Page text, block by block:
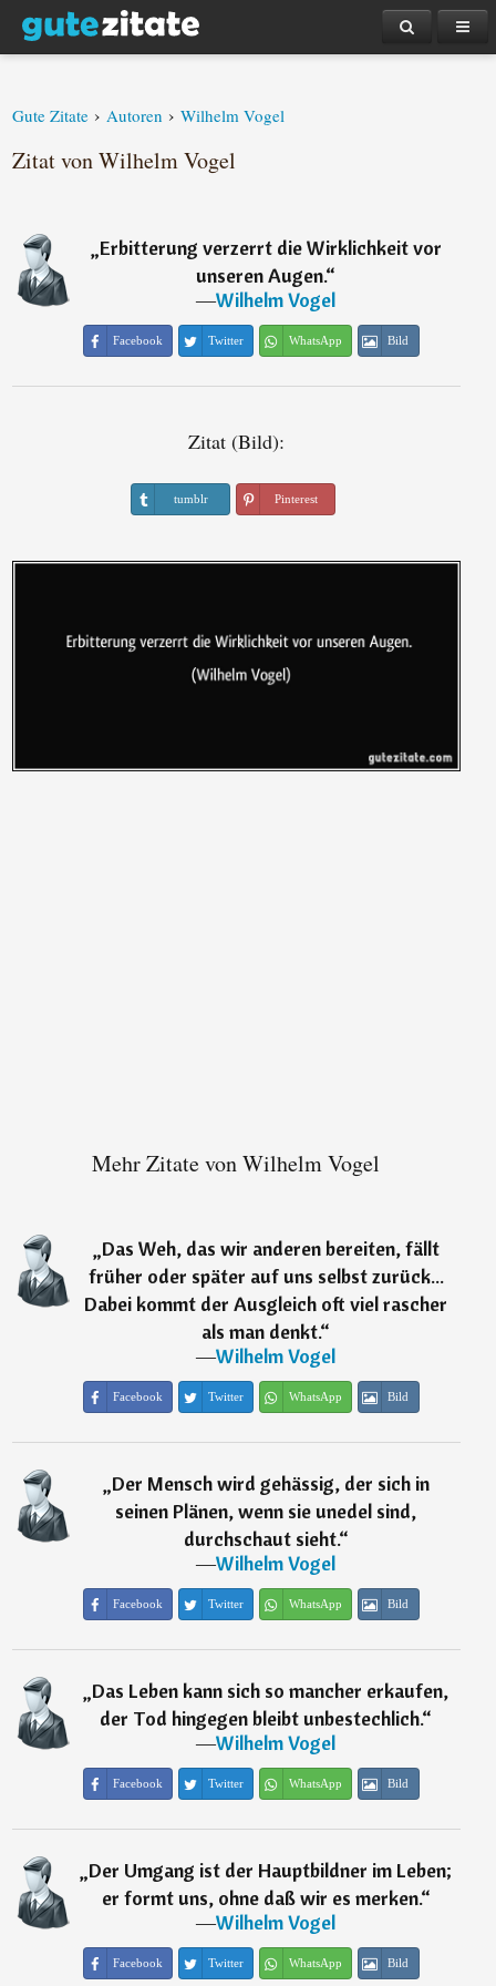
Gute Zitate › Autoren › Wilhelm Vogel
Zitat von Wilhelm Vogel
„Erbitterung verzerrt die Wirklichkeit vor
unseren Augen.“
―Wilhelm Vogel
Facebook Twitter WhatsApp Bild
Zitat (Bild):
tumblr Pinterest
Mehr Zitate von Wilhelm Vogel
„Das Weh, das wir anderen bereiten, fällt
früher oder später auf uns selbst zurück...
Dabei kommt der Ausgleich oft viel rascher
als man denkt.“
―Wilhelm Vogel
Facebook Twitter WhatsApp Bild
„Der Mensch wird gehässig, der sich in
seinen Plänen, wenn sie unedel sind,
durchschaut sieht.“
―Wilhelm Vogel
Facebook Twitter WhatsApp Bild
„Das Leben kann sich so mancher erkaufen,
der Tod hingegen bleibt unbestechlich.“
―Wilhelm Vogel
Facebook Twitter WhatsApp Bild
„Der Umgang ist der Hauptbildner im Leben;
er formt uns, ohne daß wir es merken.“
―Wilhelm Vogel
Facebook Twitter WhatsApp Bild